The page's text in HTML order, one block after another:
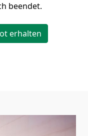
beendet.
erhalten